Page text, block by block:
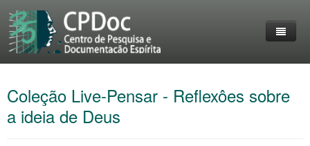
Coleção Live-Pensar - Reflexôes sobre
a ideia de Deus
Entrevistas
O Grupo